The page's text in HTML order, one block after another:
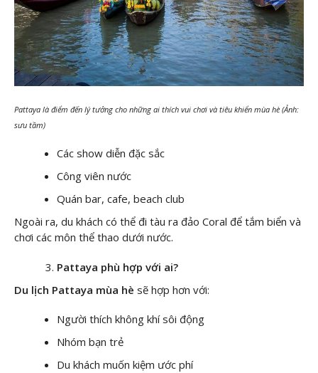
Pattaya là điểm đến lý tưởng cho những ai thích vui chơi và tiêu khiển mùa hè (Ảnh:
sưu tầm)
Các show diễn đặc sắc
Công viên nước
Quán bar, cafe, beach club
Ngoài ra, du khách có thể đi tàu ra đảo Coral để tắm biển và
chơi các môn thể thao dưới nước.
Pattaya phù hợp với ai?
Du lịch Pattaya mùa hè sẽ hợp hơn với:
Người thích không khí sôi động
Nhóm bạn trẻ
Du khách muốn kiệm ước phí